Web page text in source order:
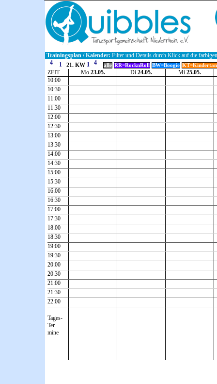
Trainingsplan / Kalender: Filter und Details durch Klick auf die
21. KW
alle RR=RocknRoll BW=Boogie
ZEIT Mo 23.05. Di 24.05. Mi 25.05.
10:00
10:30
11:00
11:30
12:00
12:30
13:00
13:30
14:00
14:30
15:00
15:30
16:00
16:30
17:00
17:30
18:00
18:30
19:00
19:30
20:00
20:30
21:00
21:30
22:00
Tages-
Ter-
mine